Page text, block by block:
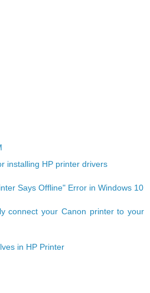
installing HP printer drivers
Says Offline" Error in Windows 10
connect your Canon printer to your
in HP Printer